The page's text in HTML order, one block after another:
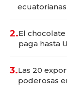
2.El
paga hasta
3.Las 20
poderosas